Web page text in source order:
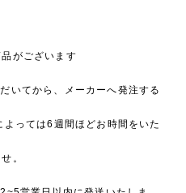
がございます
いてから、メーカーへ発注する
っては6週間ほどお時間をいた
。